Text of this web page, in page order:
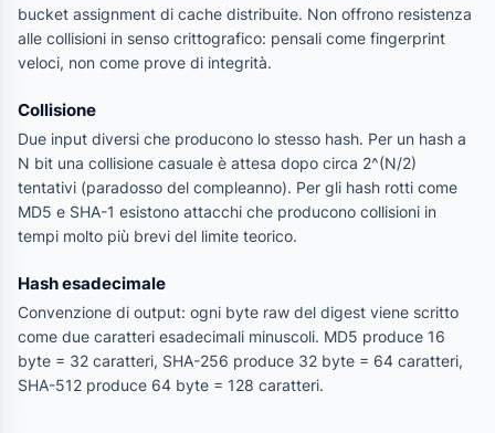
bucket assignment di cache distribuite. Non offrono resistenza
alle collisioni in senso crittografico: pensali come fingerprint
veloci, non come prove di integrità.
Collisione
Due input diversi che producono lo stesso hash. Per un hash a
N bit una collisione casuale è attesa dopo circa 2^(N/2)
tentativi (paradosso del compleanno). Per gli hash rotti come
MD5 e SHA-1 esistono attacchi che producono collisioni in
tempi molto più brevi del limite teorico.
Hash esadecimale
Convenzione di output: ogni byte raw del digest viene scritto
come due caratteri esadecimali minuscoli. MD5 produce 16
byte = 32 caratteri, SHA-256 produce 32 byte = 64 caratteri,
SHA-512 produce 64 byte = 128 caratteri.